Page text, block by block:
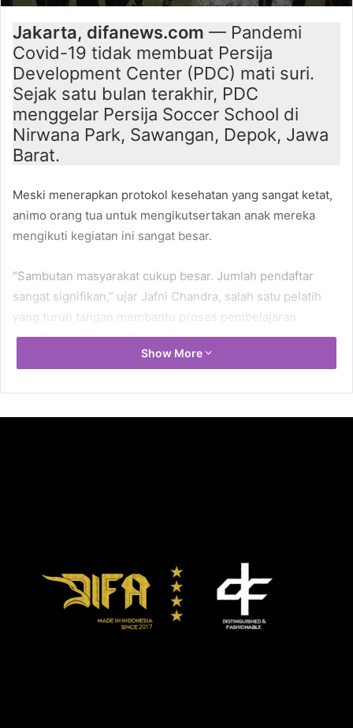
Jakarta, difanews.com — Pandemi
Covid-19 tidak membuat Persija
Development Center (PDC) mati suri.
Sejak satu bulan terakhir, PDC
menggelar Persija Soccer School di
Nirwana Park, Sawangan, Depok, Jawa
Barat.
Meski menerapkan protokol kesehatan yang sangat ketat,
animo orang tua untuk mengikutsertakan anak mereka
mengikuti kegiatan ini sangat besar.
“Sambutan masyarakat cukup besar. Jumlah pendaftar
sangat signifikan,” ujar Jafni Chandra, salah satu pelatih
yang turun tangan membantu proses pembelajaran
sepakbola di Persija Soccer School ini.
remaja-remaja atau anak-anak U-10 hingga U-16 untuk
dimasukkan dalam program Elite Pro Academy milik
setelah yang bersangkutan mendapatkan lisensi C AFC.
“Saya rasa yang dilakukan Dutra sangat baik. Terlebih
selama memimpin anak-anak dia cukup baik, sering
Show More